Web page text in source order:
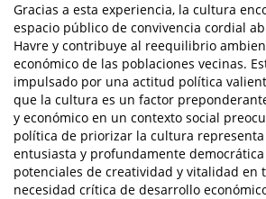
Gracias a esta experiencia, la cultura
espacio público de convivencia cordial
Havre y contribuye al reequilibrio
económico de las poblaciones vecinas.
impulsado por una actitud política
que la cultura es un factor
y económico en un contexto social
política de priorizar la cultura
entusiasta y profundamente
potenciales de creatividad y vitalidad en
necesidad crítica de desarrollo